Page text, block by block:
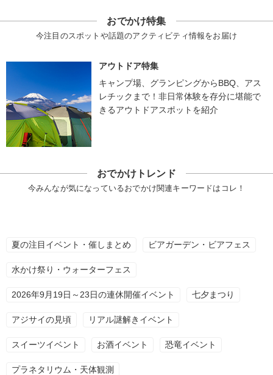
おでかけ特集
今注目のスポットや話題のアクティビティ情報をお届け
アウトドア特集
キャンプ場、グランピングからBBQ、アス
レチックまで！非日常体験を存分に堪能で
きるアウトドアスポットを紹介
おでかけトレンド
今みんなが気になっているおでかけ関連キーワードはコレ！
夏の注目イベント・催しまとめ ビアガーデン・ビアフェス
水かけ祭り・ウォーターフェス
2026年9月19日～23日の連休開催イベント 七夕まつり
アジサイの見頃 リアル謎解きイベント
スイーツイベント お酒イベント 恐竜イベント
プラネタリウム・天体観測